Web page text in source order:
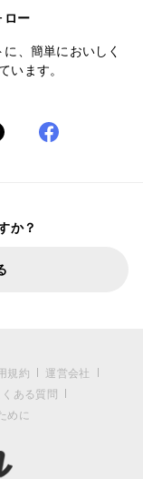
ロー
、簡単においしく
います。
か？
規約
運営会社
くある質問
めに